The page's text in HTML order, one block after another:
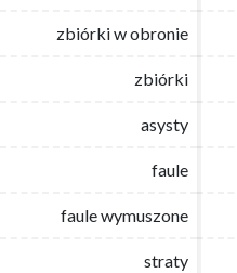
zbiórki w obronie
zbiórki
asysty
faule
faule wymuszone
straty
zbiórki w obronie
zbiórki
asysty
faule
faule wymuszone
straty